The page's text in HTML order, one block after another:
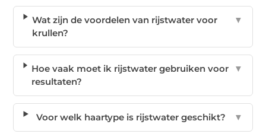
Wat zijn de voordelen van rijstwater voor
krullen?
▼
Hoe vaak moet ik rijstwater gebruiken voor
resultaten?
▼
Voor welk haartype is rijstwater geschikt? ▼